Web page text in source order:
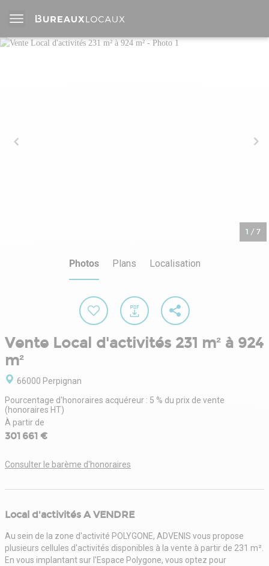
1 / 7
Photos Plans Localisation
Vente Local d'activités 231 m² à 924
m²
66000 Perpignan
Pourcentage d'honoraires acquéreur : 5 % du prix de vente
(honoraires HT)
À partir de
301 661 €
Consulter le barème d'honoraires
Local d'activités A VENDRE
Au sein de la zone d'activité POLYGONE, ADVENIS vous propose
plusieurs cellules d'activités disponibles à la vente à partir de 231 m².
En vous implantant sur l'Espace Polygone, vous optez pour